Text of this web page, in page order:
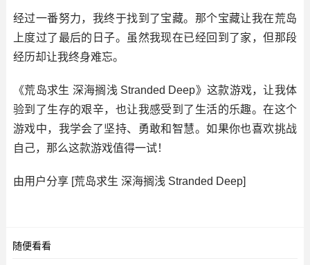
经过一番努力，我终于找到了宝藏。那个宝藏让我在荒岛
上度过了最后的日子。虽然我现在已经回到了家，但那段
经历却让我终身难忘。
《荒岛求生 深海搁浅 Stranded Deep》这款游戏，让我体
验到了生存的艰辛，也让我感受到了生活的乐趣。在这个
游戏中，我学会了坚持、勇敢和智慧。如果你也喜欢挑战
自己，那么这款游戏值得一试！
由用户分享 [荒岛求生 深海搁浅 Stranded Deep]
随便看看